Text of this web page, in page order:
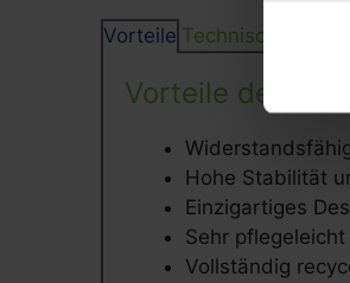
Vorteile Technische Details
Vorteile des
Hohe Stabilität
Einzigartiges
Sehr pflegeleicht
Vollständig